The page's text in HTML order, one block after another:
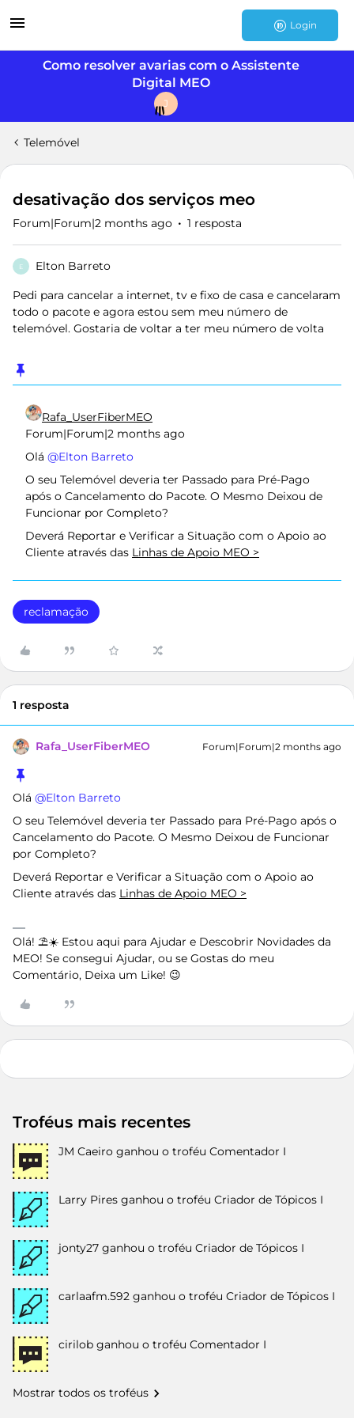
Login
Como resolver avarias com o Assistente
Digital MEO
J
Telemóvel
desativação dos serviços meo
Forum|Forum|2 months ago 1 resposta
E Elton Barreto
Pedi para cancelar a internet, tv e fixo de casa e cancelaram
todo o pacote e agora estou sem meu número de
telemóvel. Gostaria de voltar a ter meu número de volta
Rafa_UserFiberMEO
Forum|Forum|2 months ago
Olá ​ @Elton Barreto
O seu Telemóvel deveria ter Passado para Pré-Pago
após o Cancelamento do Pacote. O Mesmo Deixou de
Funcionar por Completo?
Deverá Reportar e Verificar a Situação com o Apoio ao
Cliente através das Linhas de Apoio MEO >
reclamação
1 resposta
Rafa_UserFiberMEO Forum|Forum|2 months ago
Olá ​ @Elton Barreto
O seu Telemóvel deveria ter Passado para Pré-Pago após o
Cancelamento do Pacote. O Mesmo Deixou de Funcionar
por Completo?
Deverá Reportar e Verificar a Situação com o Apoio ao
Cliente através das Linhas de Apoio MEO >
Olá! ⛱️☀️ Estou aqui para Ajudar e Descobrir Novidades da
MEO! Se consegui Ajudar, ou se Gostas do meu
Comentário, Deixa um Like! 😉
Troféus mais recentes
JM Caeiro ganhou o troféu Comentador I
Larry Pires ganhou o troféu Criador de Tópicos I
jonty27 ganhou o troféu Criador de Tópicos I
carlaafm.592 ganhou o troféu Criador de Tópicos I
cirilob ganhou o troféu Comentador I
Mostrar todos os troféus